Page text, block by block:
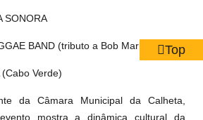
SONORA
BAND (tributo a Bob Marley)
(Cabo Verde)
da Câmara Municipal da Calheta,
mostra a dinâmica cultural da
Top